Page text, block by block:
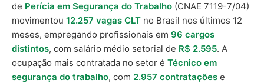
de Perícia em Segurança do Trabalho (CNAE 7119-7/04)
movimentou 12.257 vagas CLT no Brasil nos últimos 12
meses, empregando profissionais em 96 cargos
distintos, com salário médio setorial de R$ 2.595. A
ocupação mais contratada no setor é Técnico em
segurança do trabalho, com 2.957 contratações e